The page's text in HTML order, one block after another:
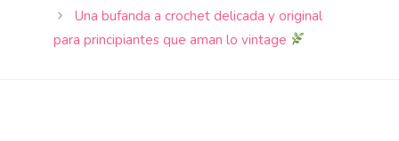
Una bufanda a crochet delicada y original
para principiantes que aman lo vintage